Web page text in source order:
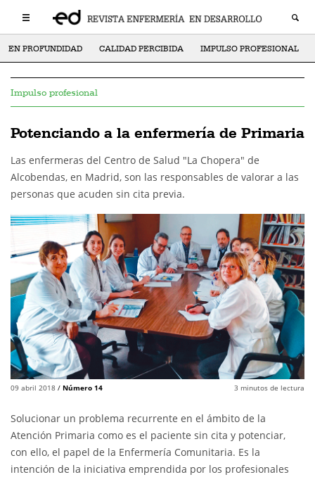
EN PROFUNDIDAD CALIDAD PERCIBIDA IMPULSO PROFESIONAL
Impulso profesional
Potenciando a la enfermería de Primaria
Las enfermeras del Centro de Salud "La Chopera" de
Alcobendas, en Madrid, son las responsables de valorar a las
personas que acuden sin cita previa.
09 abril 2018 / Número 14 3 minutos de lectura
Solucionar un problema recurrente en el ámbito de la
Atención Primaria como es el paciente sin cita y potenciar,
con ello, el papel de la Enfermería Comunitaria. Es la
intención de la iniciativa emprendida por los profesionales